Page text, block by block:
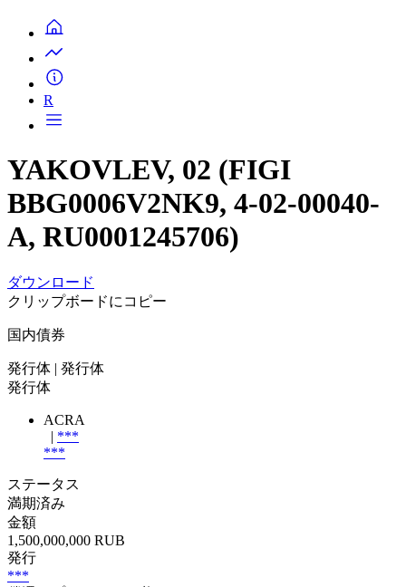
R
YAKOVLEV, 02 (FIGI
BBG0006V2NK9, 4-02-00040-
A, RU0001245706)
ダウンロード
クリップボードにコピー
国内債券
発行体 | 発行体
発行体
ACRA
| ***
***
ステータス
満期済み
金額
1,500,000,000 RUB
発行
***